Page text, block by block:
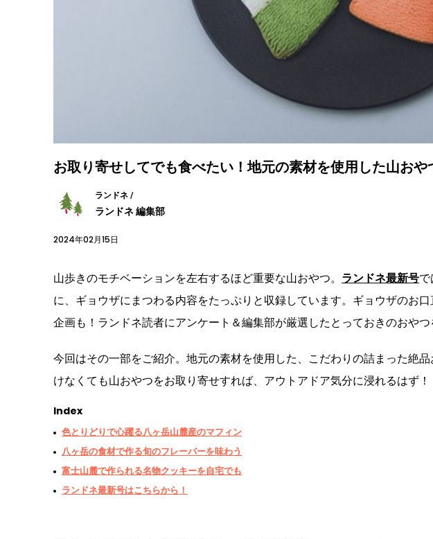
お取り寄せしてでも食べたい！地元の素材を使用した山おや
ランドネ /
ランドネ 編集部
2024年02月15日
山歩きのモチベーションを左右するほど重要な山おやつ。 ランドネ最新号
に、ギョウザにまつわる内容をたっぷりと収録しています。ギョウザのお
企画も！ランドネ読者にアンケート＆編集部が厳選したとっておきのおやつ
今回はその一部をご紹介。地元の素材を使用した、こだわりの詰まった絶
けなくても山おやつをお取り寄せすれば、アウトアドア気分に浸れるはず！
Index
色とりどりで心躍る八ヶ岳山麓産のマフィン
八ヶ岳の食材で作る旬のフレーバーを味わう
富士山麓で作られる名物クッキーを自宅でも
ランドネ最新号はこちらから！